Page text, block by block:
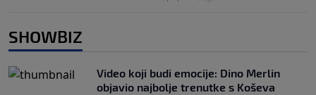
SHOWBIZ
Video koji budi emocije: Dino Merlin
objavio najbolje trenutke s Koševa